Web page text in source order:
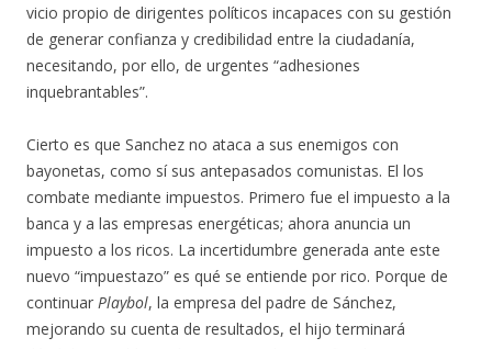
vicio propio de dirigentes políticos incapaces con su gestión
de generar confianza y credibilidad entre la ciudadanía,
necesitando, por ello, de urgentes “adhesiones
inquebrantables”.
Cierto es que Sanchez no ataca a sus enemigos con
bayonetas, como sí sus antepasados comunistas. El los
combate mediante impuestos. Primero fue el impuesto a la
banca y a las empresas energéticas; ahora anuncia un
impuesto a los ricos. La incertidumbre generada ante este
nuevo “impuestazo” es qué se entiende por rico. Porque de
continuar Playbol, la empresa del padre de Sánchez,
mejorando su cuenta de resultados, el hijo terminará